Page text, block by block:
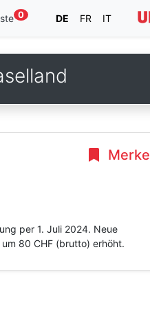
0 DE FR IT
per 1. Juli 2024. Neue
80 CHF (brutto) erhöht.